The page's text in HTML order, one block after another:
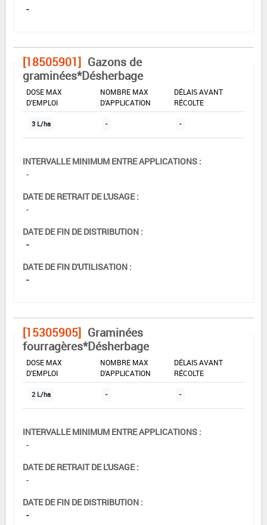
-
[18505901] Gazons de
graminées*Désherbage
DOSE MAX
D'EMPLOI
NOMBRE MAX
D'APPLICATION
DÉLAIS AVANT
RÉCOLTE
3 L/ha - -
INTERVALLE MINIMUM ENTRE APPLICATIONS :
-
DATE DE RETRAIT DE L'USAGE :
-
DATE DE FIN DE DISTRIBUTION :
-
DATE DE FIN D'UTILISATION :
-
[15305905] Graminées
fourragères*Désherbage
DOSE MAX
D'EMPLOI
NOMBRE MAX
D'APPLICATION
DÉLAIS AVANT
RÉCOLTE
2 L/ha - -
INTERVALLE MINIMUM ENTRE APPLICATIONS :
-
DATE DE RETRAIT DE L'USAGE :
-
DATE DE FIN DE DISTRIBUTION :
-